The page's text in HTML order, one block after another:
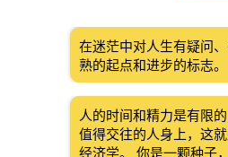
在迷茫中对人生有疑问
熟的起点和进步的标志。
人的时间和精力是有限
值得交往的人身上，这
经济学。 你是一颗种子